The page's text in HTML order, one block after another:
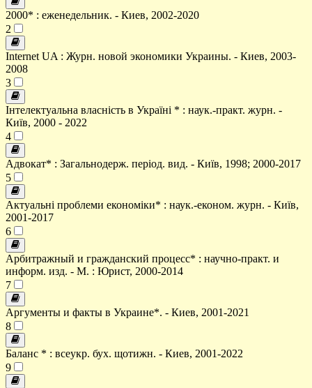
2000* : еженедельник. - Киев, 2002-2020
2
Internet UA : Журн. новой экономики Украины. - Киев, 2003-
2008
3
Інтелектуальна власність в Україні * : наук.-практ. журн. -
Київ, 2000 - 2022
4
Адвокат* : Загальнодерж. період. вид. - Київ, 1998; 2000-2017
5
Актуальні проблеми економіки* : наук.-економ. журн. - Київ,
2001-2017
6
Арбитражный и гражданский процесс* : научно-практ. и
информ. изд. - М. : Юрист, 2000-2014
7
Аргументы и факты в Украине*. - Киев, 2001-2021
8
Баланс * : всеукр. бух. щотижн. - Киев, 2001-2022
9